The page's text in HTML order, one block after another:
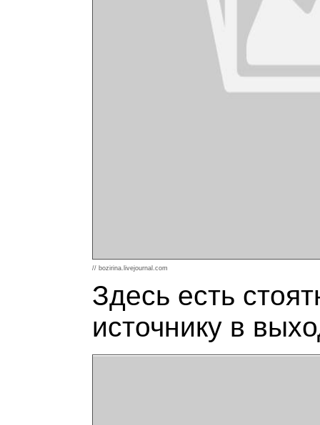
// bozirina.livejournal.com
Здесь есть
источнику в